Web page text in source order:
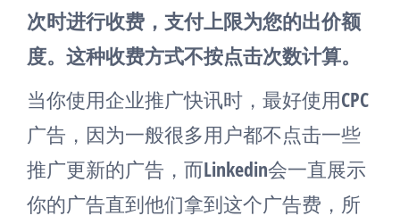
次时进行收费，支付上限为您的出价额
度。这种收费方式不按点击次数计算。
当你使用企业推广快讯时，最好使用CPC
广告，因为一般很多用户都不点击一些
推广更新的广告，而Linkedin会一直展示
你的广告直到他们拿到这个广告费，所